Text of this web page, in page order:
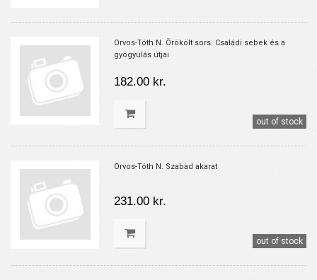
Orvos-Tóth N. Örökölt sors. Családi sebek és a
gyógyulás útjai
182.00 kr.
out of stock
Orvos-Tóth N. Szabad akarat
231.00 kr.
out of stock